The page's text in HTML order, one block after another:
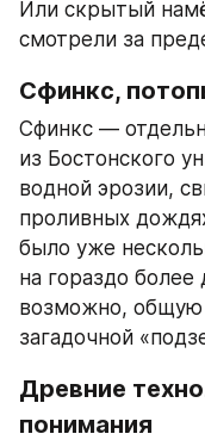
Или скрытый
смотрели за
Сфинкс,
Сфинкс —
из Бостонского
водной эрозии,
проливных
было уже
на гораздо
возможно, общую
загадочной
Древние
понимания